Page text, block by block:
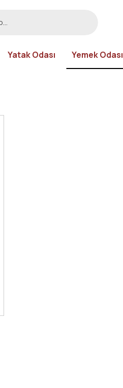
Yatak Odası Yemek Odası